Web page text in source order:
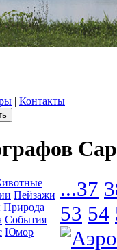
| Контакты
Пейзажи
Природа
События
Юмор
...37
53 54